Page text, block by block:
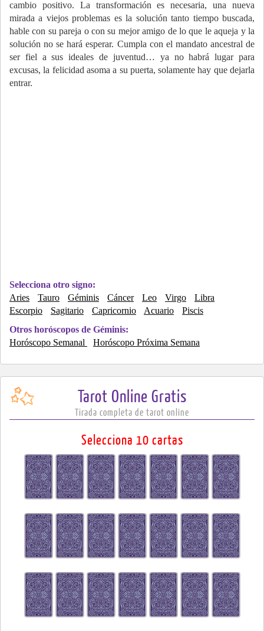
cambio positivo. La transformación es necesaria, una nueva
mirada a viejos problemas es la solución tanto tiempo buscada,
hable con su pareja o con su mejor amigo de lo que le aqueja y la
solución no se hará esperar. Cumpla con el mandato ancestral de
ser fiel a sus ideales de juventud… ya no habrá lugar para
excusas, la felicidad asoma a su puerta, solamente hay que dejarla
entrar.
Selecciona otro signo:
Aries
Tauro Géminis Cáncer Leo Virgo
Libra
Escorpio
Sagitario Capricornio Acuario
Piscis
Otros horóscopos de Géminis:
Horóscopo Semanal
Horóscopo Próxima Semana
Tarot Online Gratis
Tirada completa de tarot online
Selecciona 10 cartas